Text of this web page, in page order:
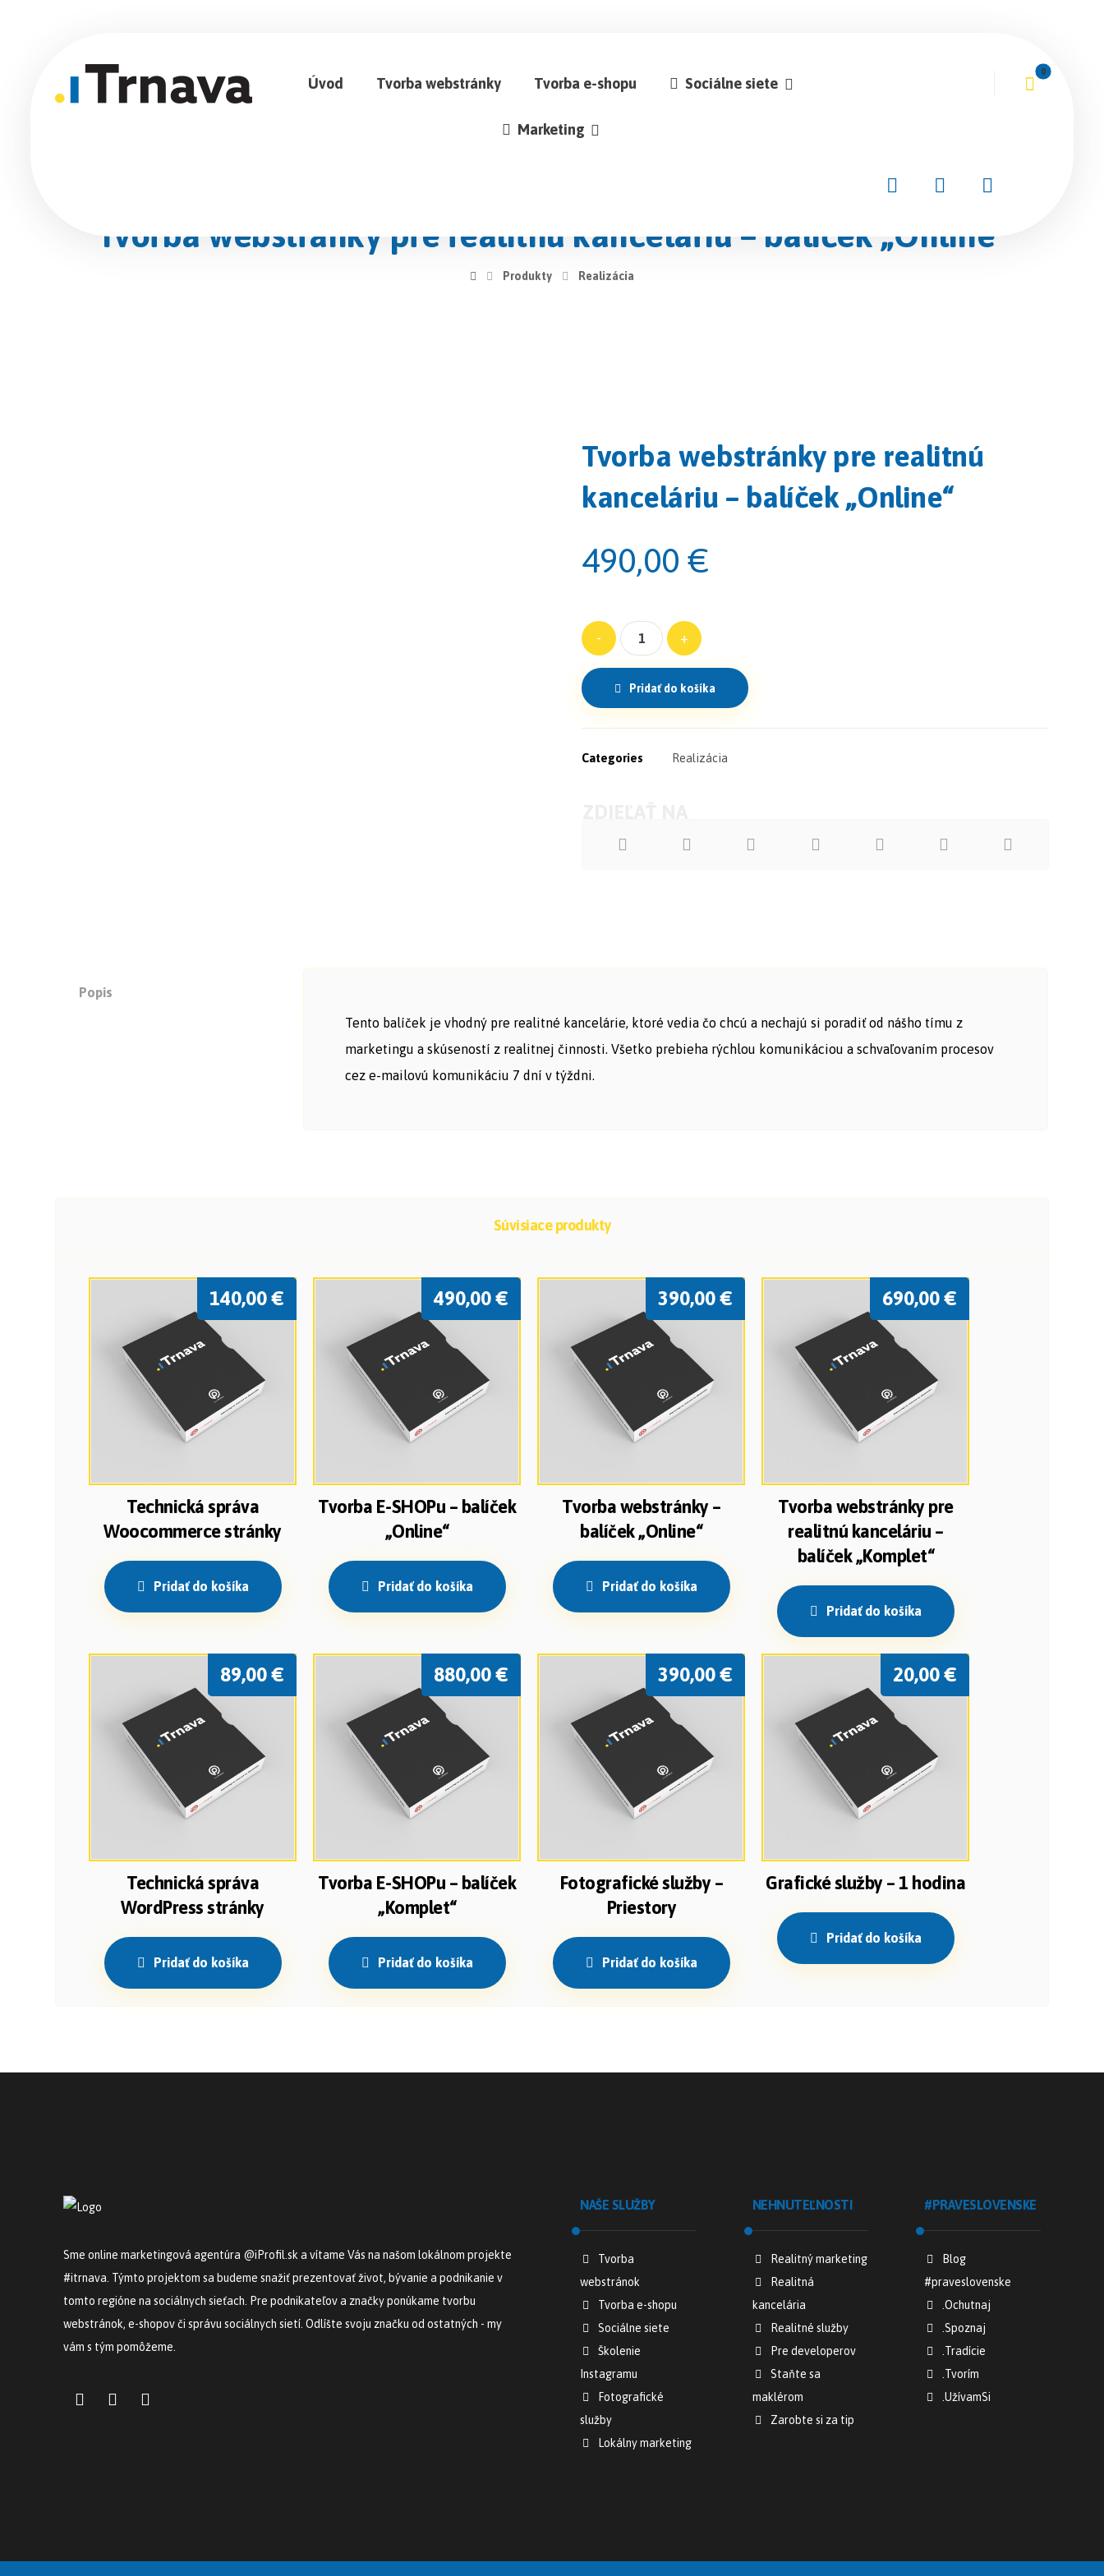
Úvod Tvorba webstránky Tvorba e-shopu Sociálne siete
Marketing
Tvorba webstránky pre realitnú kanceláriu – balíček „Online“
Produkty Realizácia
Tvorba webstránky pre realitnú
kanceláriu – balíček „Online“
490,00€
- +
Pridať do košíka
Categories Realizácia
Popis
Tento balíček je vhodný pre realitné kancelárie, ktoré vedia čo chcú a nechajú si poradiť od nášho tímu z
marketingu a skúseností z realitnej činnosti. Všetko prebieha rýchlou komunikáciou a schvaľovaním procesov
cez e-mailovú komunikáciu 7 dní v týždni.
Súvisiace produkty
Technická správa
Woocommerce stránky
140,00€
Pridať do košíka
Tvorba E-SHOPu – balíček
„Online“
490,00€
Pridať do košíka
Tvorba webstránky –
balíček „Online“
390,00€
Pridať do košíka
Tvorba webstránky pre
realitnú kanceláriu –
balíček „Komplet“
690,00€
Pridať do košíka
Technická správa
WordPress stránky
89,00€
Pridať do košíka
Tvorba E-SHOPu – balíček
„Komplet“
880,00€
Pridať do košíka
Fotografické služby –
Priestory
390,00€
Pridať do košíka
Grafické služby – 1 hodina
20,00€
Pridať do košíka
Sme online marketingová agentúra @iProfil.sk a vítame Vás na našom lokálnom projekte
#itrnava. Týmto projektom sa budeme snažiť prezentovať život, bývanie a podnikanie v
tomto regióne na sociálnych sieťach. Pre podnikateľov a značky ponúkame tvorbu
webstránok, e-shopov či správu sociálnych sietí. Odlíšte svoju značku od ostatných - my
vám s tým pomôžeme.
NAŠE SLUŽBY
Tvorba
webstránok
Tvorba e-shopu
Sociálne siete
Školenie
Instagramu
Fotografické
služby
Lokálny marketing
NEHNUTEĽNOSTI
Realitný marketing
Realitná
kancelária
Realitné služby
Pre developerov
Staňte sa
maklérom
Zarobte si za tip
#PRAVESLOVENSKE
Blog
#praveslovenske
.Ochutnaj
.Spoznaj
.Tradície
.Tvorím
.UžívamSi